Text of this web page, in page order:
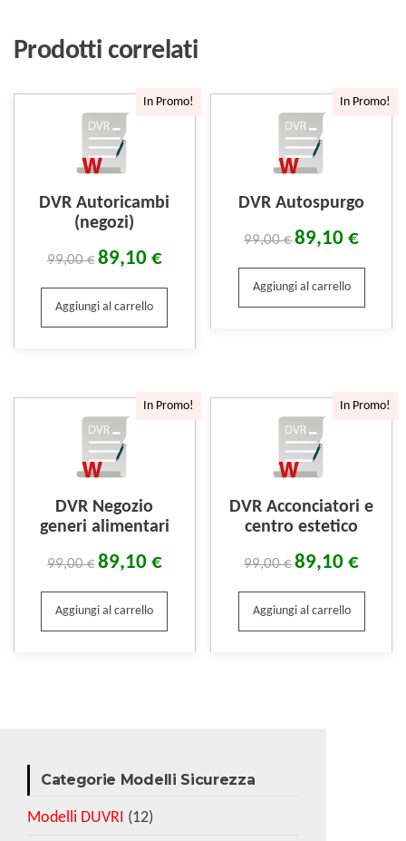
Prodotti correlati
In Promo!
DVR Autoricambi
(negozi)
99,00€89,10 €
Aggiungi al carrello
In Promo!
DVR Autospurgo
99,00€89,10€
Aggiungi al carrello
In Promo!
DVR Negozio
generi alimentari
99,00€89,10 €
Aggiungi al carrello
In Promo!
DVR Acconciatori e
centro estetico
99,00€89,10€
Aggiungi al carrello
Categorie Modelli Sicurezza
Modelli DUVRI (12)